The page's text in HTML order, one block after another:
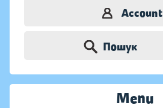
Account
Пошук
Menu